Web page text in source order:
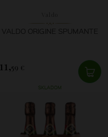
VALDO ORIGINE SPUMANTE
11,59 €
SKLADOM